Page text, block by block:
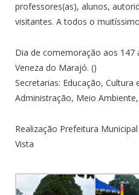
professores(as), alunos,
visitantes. A todos o
Dia de comemoração aos 147
Veneza do Marajó. ()
Secretarias: Educação, Cultura
Administração, Meio
Realização Prefeitura
Vista